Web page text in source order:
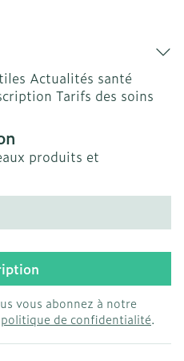
Actualités santé
Tarifs des soins
produits et
vous abonnez à notre
politique de confidentialité.